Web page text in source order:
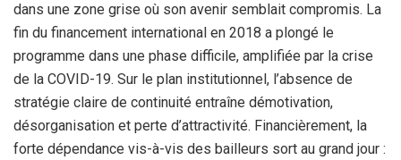
dans une zone grise où son avenir semblait compromis. La
fin du financement international en 2018 a plongé le
programme dans une phase difficile, amplifiée par la crise
de la COVID-19. Sur le plan institutionnel, l’absence de
stratégie claire de continuité entraîne démotivation,
désorganisation et perte d’attractivité. Financièrement, la
forte dépendance vis-à-vis des bailleurs sort au grand jour :